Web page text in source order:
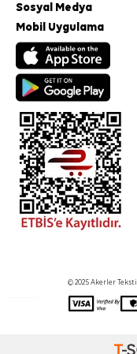
Sosyal Medya
Mobil Uygulama
© 2025 Akerler